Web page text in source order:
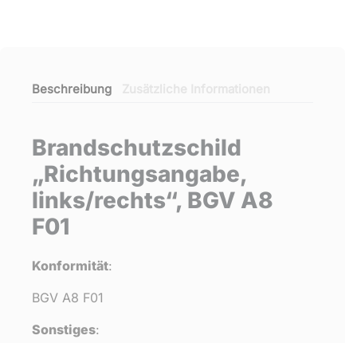
Beschreibung
Brandschutzschild
„Richtungsangabe,
links/rechts“, BGV A8
F01
Konformität:
BGV A8 F01
Sonstiges: